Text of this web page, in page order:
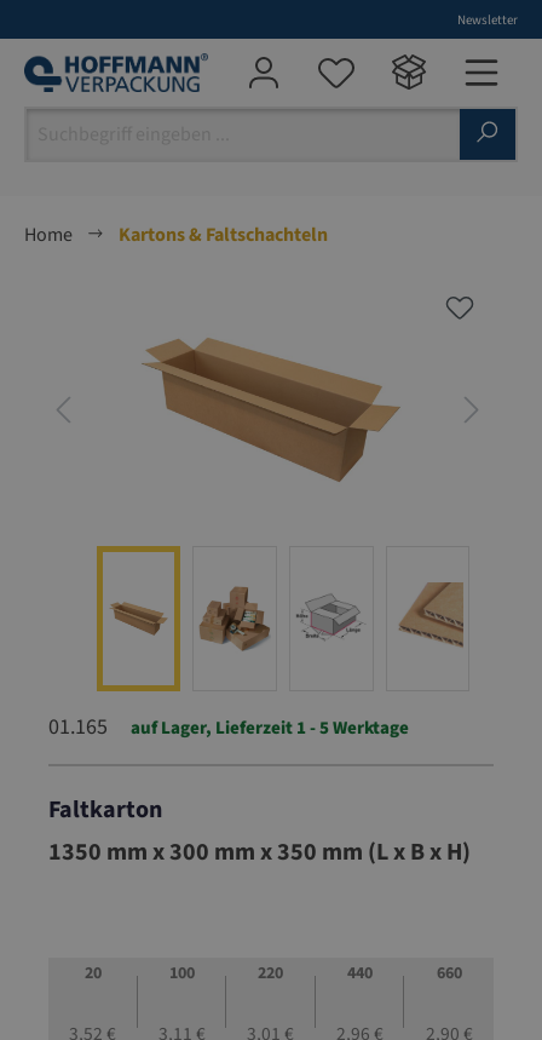
Newsletter
Home
Kartons & Faltschachteln
01.165 auf Lager, Lieferzeit 1 - 5 Werktage
Faltkarton
01.165
1350 mm x 300 mm x 350 mm (L x B x H)
20
3,52 €
100
3,11 €
220
3,01 €
440
2,96 €
660
2,90 €